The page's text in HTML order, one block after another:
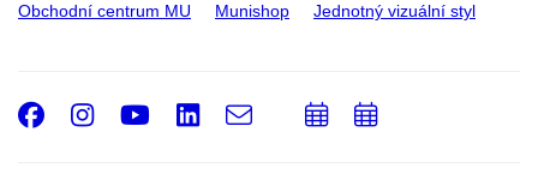
Obchodní centrum MU Munishop Jednotný vizuální styl
Facebook
Instagram
Youtube
LinkedIn
e-
PřidatPřidat